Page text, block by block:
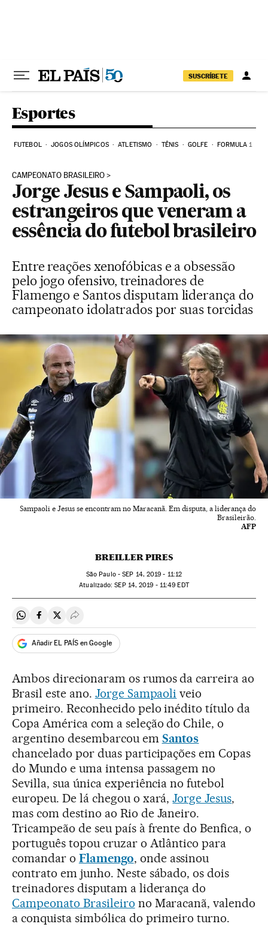
SUSCRÍBETE
Esportes
FUTEBOL JOGOS OLÍMPICOS ATLETISMO TÊNIS GOLFE FORMULA 1
CAMPEONATO BRASILEIRO
Jorge Jesus e Sampaoli, os
estrangeiros que veneram a
essência do futebol brasileiro
Entre reações xenofóbicas e a obsessão
pelo jogo ofensivo, treinadores de
Flamengo e Santos disputam liderança do
campeonato idolatrados por suas torcidas
Sampaoli e Jesus se encontram no Maracanã. Em disputa, a liderança do
Brasileirão.
AFP
BREILLER PIRES
São Paulo -SEP 14, 2019 - 11:12
atualizado: SEP14, 2019 - 11:49 EDT
Compartir en Whatsapp
Compartir en Facebook
Compartir en Twitter
Desplegar Redes Sociales
Añadir EL PAÍS en Google
Ambos direcionaram os rumos da carreira ao
Brasil este ano. Jorge Sampaoli veio
primeiro. Reconhecido pelo inédito título da
Copa América com a seleção do Chile, o
argentino desembarcou em Santos
chancelado por duas participações em Copas
do Mundo e uma intensa passagem no
Sevilla, sua única experiência no futebol
europeu. De lá chegou o xará,Jorge Jesus,
mas com destino ao Rio de Janeiro.
Tricampeão de seu país à frente do Benfica, o
português topou cruzar o Atlântico para
comandar o Flamengo, onde assinou
contrato em junho. Neste sábado, os dois
treinadores disputam a liderança do
Campeonato Brasileiro no Maracanã, valendo
a conquista simbólica do primeiro turno.